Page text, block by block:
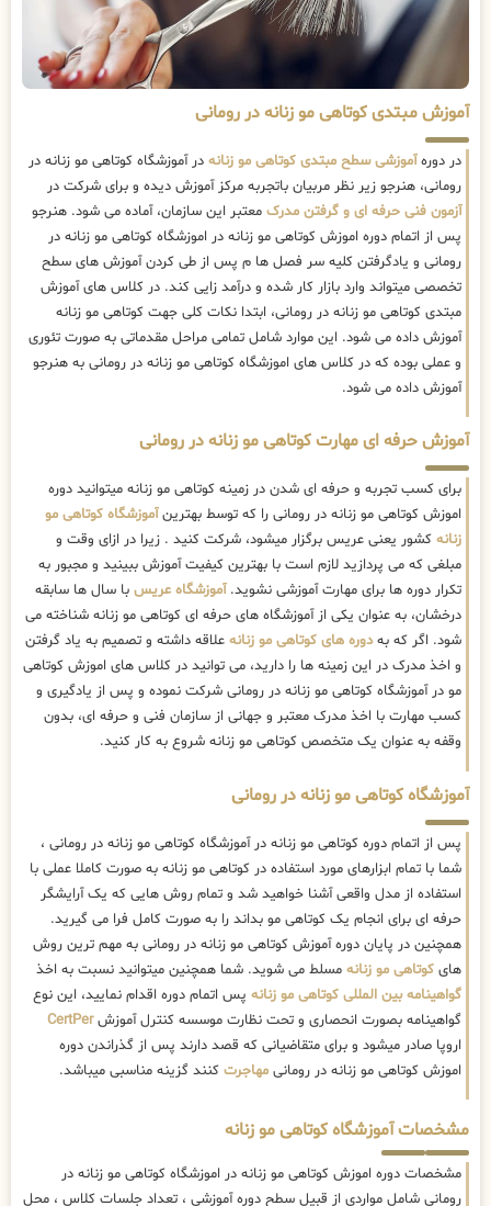
آموزش مبتدی کوتاهی مو زنانه در رومانی
در دورهآموزشی سطح مبتدی کوتاهی مو زنانه در آموزشگاه کوتاهی مو زنانه در
رومانی، هنرجو زیر نظر مربیان باتجربه مرکز آموزش دیده و برای شرکت در
آزمون فنی حرفه ای و گرفتن مدرک معتبر این سازمان، آماده می شود. هنرجو
پس از اتمام دوره اموزش کوتاهی مو زنانه در اموزشگاه کوتاهی مو زنانه در
رومانی و یادگرفتن کلیه سر فصل ها م پس از طی کردن آموزش های سطح
تخصصی میتواند وارد بازار کار شده و درآمد زایی کند. در کلاس های آموزش
مبتدی کوتاهی مو زنانه در رومانی، ابتدا نکات کلی جهت کوتاهی مو زنانه
آموزش داده می شود. این موارد شامل تمامی مراحل مقدماتی به صورت تئوری
و عملی بوده که در کلاس های اموزشگاه کوتاهی مو زنانه در رومانی به هنرجو
آموزش داده می شود.
آموزش حرفه ای مهارت کوتاهی مو زنانه در رومانی
برای کسب تجربه و حرفه ای شدن در زمینه کوتاهی مو زنانه میتوانید دوره
اموزش کوتاهی مو زنانه در رومانی را که توسط بهترینآموزشگاه کوتاهی مو
زنانه کشور یعنی عریس برگزار میشود، شرکت کنید . زیرا در ازای وقت و
مبلغی که می پردازید لازم است با بهترین کیفیت آموزش ببینید و مجبور به
تکرار دوره ها برای مهارت آموزشی نشوید.آموزشگاه عریس با سال ها سابقه
درخشان، به عنوان یکی از آموزشگاه های حرفه ای کوتاهی مو زنانه شناخته می
شود. اگر که بهدوره های کوتاهی مو زنانه علاقه داشته و تصمیم به یاد گرفتن
و اخذ مدرک در این زمینه ها را دارید، می توانید در کلاس های اموزش کوتاهی
مو در آموزشگاه کوتاهی مو زنانه در رومانی شرکت نموده و پس از یادگیری و
کسب مهارت با اخذ مدرک معتبر و جهانی از سازمان فنی و حرفه ای، بدون
وقفه به عنوان یک متخصص کوتاهی مو زنانه شروع به کار کنید.
آموزشگاه کوتاهی مو زنانه در رومانی
پس از اتمام دوره کوتاهی مو زنانه در آموزشگاه کوتاهی مو زنانه در رومانی ،
شما با تمام ابزارهای مورد استفاده در کوتاهی مو زنانه به صورت کاملا عملی با
استفاده از مدل واقعی آشنا خواهید شد و تمام روش هایی که یک آرایشگر
حرفه ای برای انجام یک کوتاهی مو بداند را به صورت کامل فرا می گیرید.
همچنین در پایان دوره آموزش کوتاهی مو زنانه در رومانی به مهم ترین روش
های کوتاهی مو زنانه مسلط می شوید. شما همچنین میتوانید نسبت به اخذ
گواهینامه بین المللی کوتاهی مو زنانه پس اتمام دوره اقدام نمایید، این نوع
گواهینامه بصورت انحصاری و تحت نظارت موسسه کنترل آموزشCertPer
اروپا صادر میشود و برای متقاضیانی که قصد دارند پس از گذراندن دوره
اموزش کوتاهی مو زنانه در رومانی مهاجرت کنند گزینه مناسبی میباشد.
مشخصات آموزشگاه کوتاهی مو زنانه
مشخصات دوره اموزش کوتاهی مو زنانه در اموزشگاه کوتاهی مو زنانه در
رومانی شامل مواردی از قبیل سطح دوره آموزشی ، تعداد جلسات کلاس ، محل